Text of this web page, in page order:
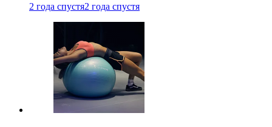
2 года спустя2 года спустя